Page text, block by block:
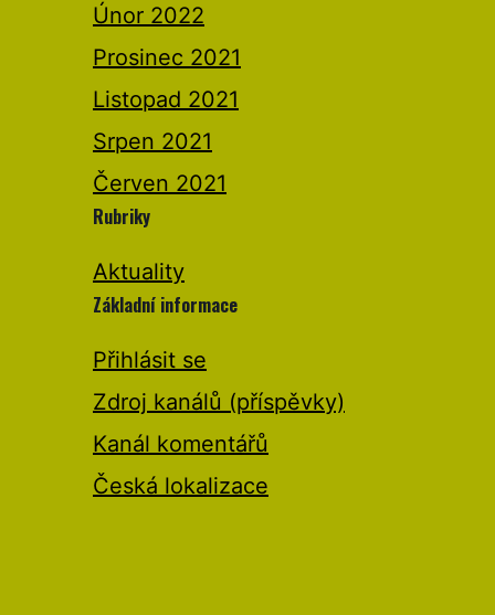
Únor 2022
Prosinec 2021
Listopad 2021
Srpen 2021
Červen 2021
Rubriky
Aktuality
Základní informace
Přihlásit se
Zdroj kanálů (příspěvky)
Kanál komentářů
Česká lokalizace